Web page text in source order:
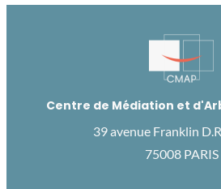
Centre de Médiation et
39 avenue Franklin
75008 PARIS